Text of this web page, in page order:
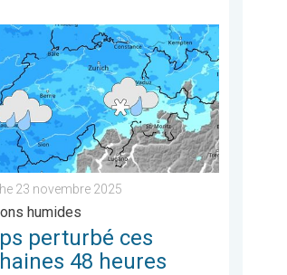
. . mercredi 3 décembre 2025
ces prochaines 48 heures.
23 novembre 2025
humides
perturbé ces
48 heures